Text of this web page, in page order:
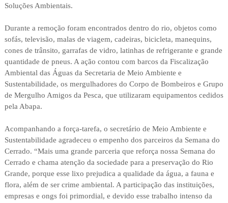
Soluções Ambientais.
Durante a remoção foram encontrados dentro do rio, objetos como
sofás, televisão, malas de viagem, cadeiras, bicicleta, manequins,
cones de trânsito, garrafas de vidro, latinhas de refrigerante e grande
quantidade de pneus. A ação contou com barcos da Fiscalização
Ambiental das Águas da Secretaria de Meio Ambiente e
Sustentabilidade, os mergulhadores do Corpo de Bombeiros e Grupo
de Mergulho Amigos da Pesca, que utilizaram equipamentos cedidos
pela Abapa.
Acompanhando a força-tarefa, o secretário de Meio Ambiente e
Sustentabilidade agradeceu o empenho dos parceiros da Semana do
Cerrado. “Mais uma grande parceria que reforça nossa Semana do
Cerrado e chama atenção da sociedade para a preservação do Rio
Grande, porque esse lixo prejudica a qualidade da água, a fauna e
flora, além de ser crime ambiental. A participação das instituições,
empresas e ongs foi primordial, e devido esse trabalho intenso da